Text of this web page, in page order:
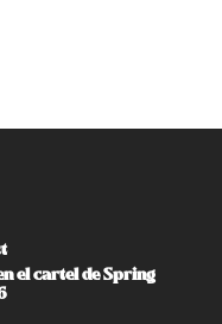
el cartel de Spring